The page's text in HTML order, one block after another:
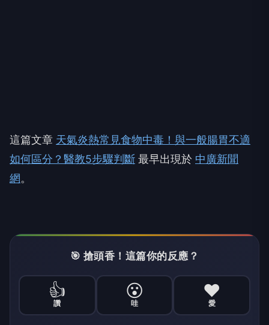
這篇文章 天氣炎熱常見食物中毒！與一般腸胃不適
如何區分？醫教5步驟判斷 最早出現於 中廣新聞
網。
🎯 搶頭香！這篇你的反應？
👍
讚
😮
哇
❤️
愛